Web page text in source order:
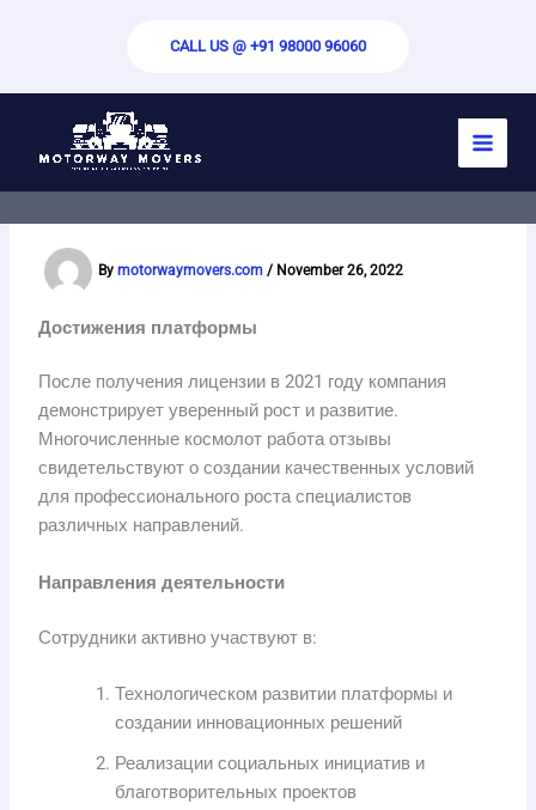
CALL US @ +91 98000 96060
Космолот работа отзывы
показывают стабильность
компании
By motorwaymovers.com / November 26, 2022
Достижения платформы
После получения лицензии в 2021 году компания
демонстрирует уверенный рост и развитие.
Многочисленные космолот работа отзывы
свидетельствуют о создании качественных условий
для профессионального роста специалистов
различных направлений.
Направления деятельности
Сотрудники активно участвуют в:
Технологическом развитии платформы и
создании инновационных решений
Реализации социальных инициатив и
благотворительных проектов